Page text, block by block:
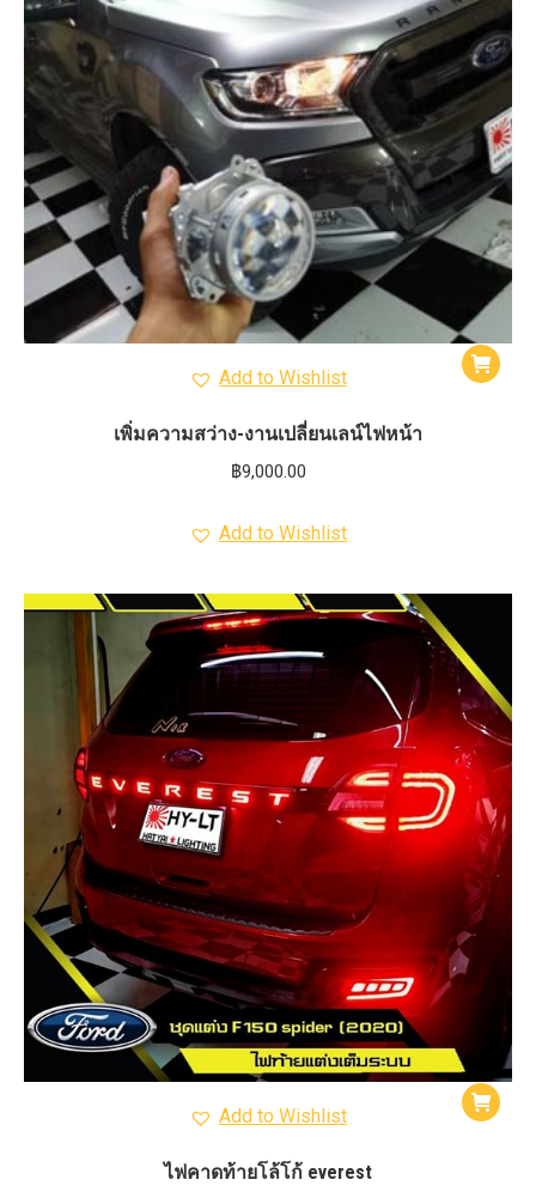
Add to Wishlist
เพิ่มความสว่าง-งานเปลี่ยนเลน์ไฟหน้า
฿9,000.00
Add to Wishlist
Add to Wishlist
ไฟคาดท้ายโล้โก้ everest